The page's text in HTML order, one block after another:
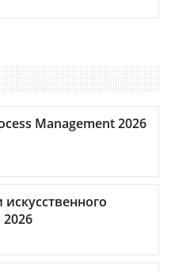
Management 2026
2026